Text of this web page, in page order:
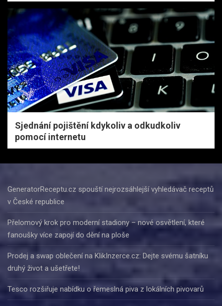
Sjednání pojištění kdykoliv a odkudkoliv
pomocí internetu
GeneratorReceptu.cz spouští nejrozsáhlejší vyhledávač receptů
v České republice
Přelomový krok pro moderní stadiony – nové osvětlení, které
fanoušky více zapojí do dění na ploše
Prodej a swap oblečení na KlikInzerce.cz: Dejte svému šatníku
druhý život a ušetřete!
Tesco rozšiřuje nabídku o řemeslná piva z lokálních pivovarů